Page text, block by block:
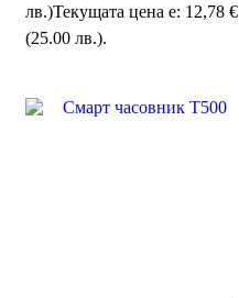
лв.)Текущата цена е: 12,78 €
(25.00 лв.).